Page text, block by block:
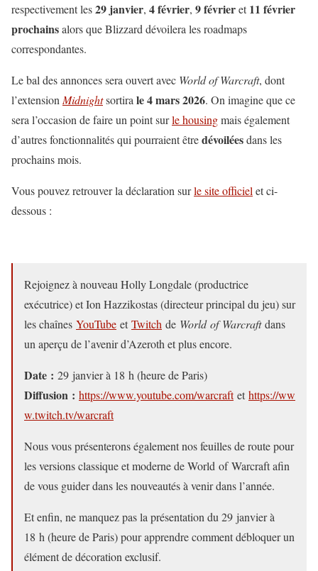
respectivement les29 janvier, 4 février, 9 févrieret11 février
prochainsalors que Blizzard dévoilera les roadmaps
correspondantes.
Le bal des annonces sera ouvert avec World of Warcraft, dont
l’extension Midnightsortira le 4 mars 2026. On imagine que ce
sera l’occasion de faire un point surle housingmais également
d’autres fonctionnalités qui pourraient êtredévoiléesdans les
prochains mois.
Vous pouvez retrouver la déclaration surle site officiel et ci-
dessous :
Rejoignez à nouveau Holly Longdale (productrice
exécutrice) et Ion Hazzikostas (directeur principal du jeu) sur
les chaînes YouTube et Twitch de World of Warcraftdans
un aperçu de l’avenir d’Azeroth et plus encore.
Date : 29 janvier à 18 h (heure de Paris)
Diffusion : https://www.youtube.com/warcraftet https://ww
w.twitch.tv/warcraft
Nous vous présenterons également nos feuilles de route pour
les versions classique et moderne de World of Warcraft afin
de vous guider dans les nouveautés à venir dans l’année.
Et enfin, ne manquez pas la présentation du 29 janvier à
18 h (heure de Paris) pour apprendre comment débloquer un
élément de décoration exclusif.